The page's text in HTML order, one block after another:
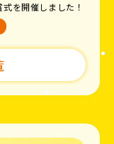
を開催しました！